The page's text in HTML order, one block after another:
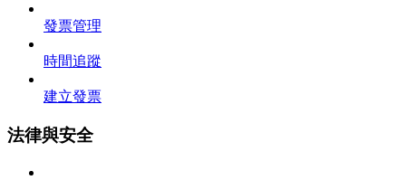
發票管理
時間追蹤
建立發票
法律與安全